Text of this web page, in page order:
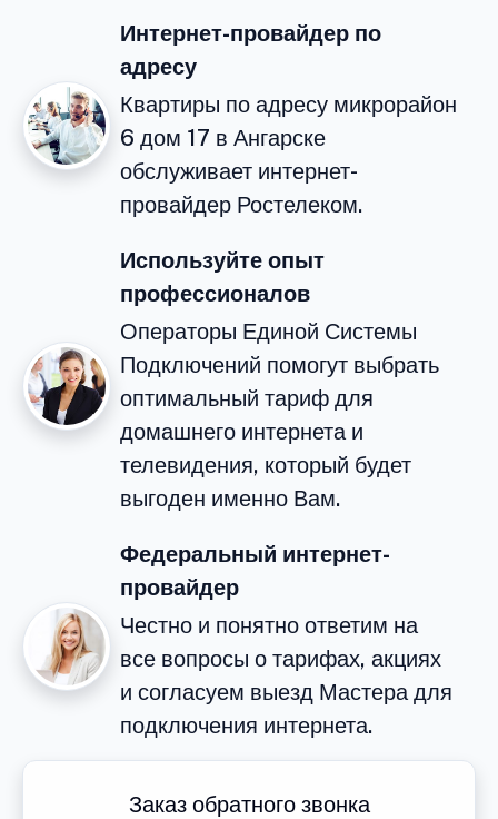
Интернет-провайдер по
адресу
Квартиры по адресу микрорайон
6 дом 17 в Ангарске
обслуживает интернет-
провайдер Ростелеком.
Используйте опыт
профессионалов
Операторы Единой Системы
Подключений помогут выбрать
оптимальный тариф для
домашнего интернета и
телевидения, который будет
выгоден именно Вам.
Федеральный интернет-
провайдер
Честно и понятно ответим на
все вопросы о тарифах, акциях
и согласуем выезд Мастера для
подключения интернета.
Заказ обратного звонка